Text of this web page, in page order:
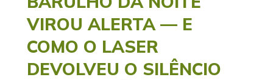
VIROU ALERTA — E
COMO O LASER
DEVOLVEU O SILÊNCIO